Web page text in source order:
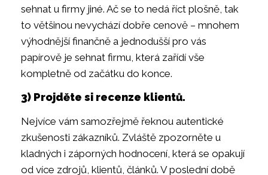
sehnat u firmy jiné. Ač se to nedá říct plošně, tak
to většinou nevychází dobře cenově – mnohem
výhodnější finančně a jednodušší pro vás
papírově je sehnat firmu, která zařídí vše
kompletně od začátku do konce.
3) Projděte si recenze klientů.
Nejvíce vám samozřejmě řeknou autentické
zkušenosti zákazníků. Zvláště zpozorněte u
kladných i záporných hodnocení, která se opakují
od více zdrojů, klientů, článků. V poslední době